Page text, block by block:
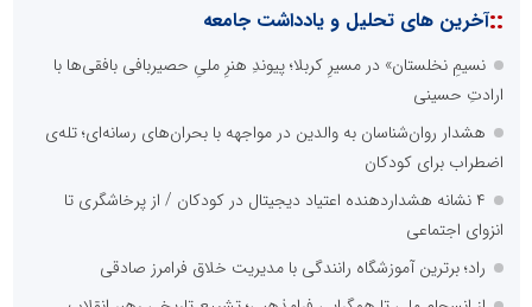
::آخرین های تحلیل و یادداشت جامعه
نسیمِ نخلستان» در مسیرِ کربلا؛ پیوندِ هنرِ ملیِ حصیربافی بافقی‌ها با
ارادتِ حسینی
هشدار روان‌شناسان به والدین در مواجهه با بحران‌های رسانه‌ای؛ تله‌ی
اضطراب برای کودکان
۴ نشانه هشداردهنده اعتیاد دیجیتال در کودکان / از پرخاشگری تا
انزوای اجتماعی
راد؛ برترین آموزشگاه رانندگی با مدیریت خلاق فرامرز صادقی